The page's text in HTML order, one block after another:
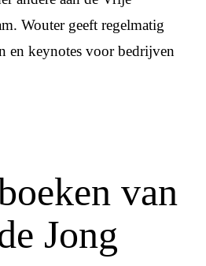
Wouter geeft regelmatig
en keynotes voor bedrijven
van
Jong